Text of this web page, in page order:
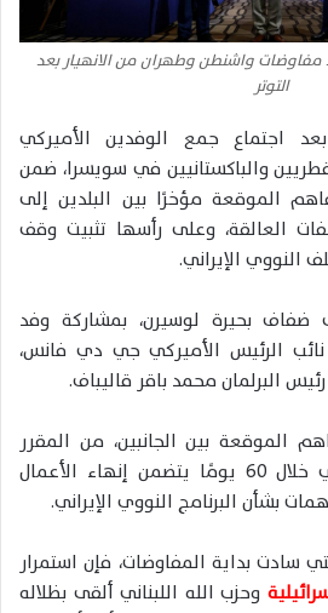
مفاوضات واشنطن وطهران من الانهيار بعد
التوتر
اجتماع جمع الوفدين الأميركي
والباكستانيين في سويسرا، ضمن
الموقعة مؤخرًا بين البلدين إلى
العالقة، وعلى رأسها تثبيت وقف
النووي الإيراني.
ضفاف بحيرة لوسيرن، بمشاركة وفد
نائب الرئيس الأميركي جي دي فانس،
البرلمان محمد باقر قاليباف.
الموقعة بين الجانبين، من المقرر
التوصل إلى اتفاق نهائي خلال 60 يومًا يتضمن إنهاء الأعمال
بشأن البرنامج النووي الإيراني.
سادت بداية المفاوضات، فإن استمرار
وحزب الله اللبناني ألقى بظلاله